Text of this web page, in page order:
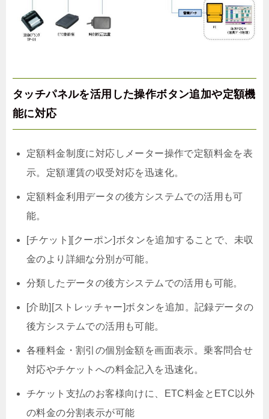
タッチパネルを活用した操作ボタン追加や定額機
能に対応
定額料金制度に対応しメーター操作で定額料金を表
示。定額運賃の収受対応を迅速化。
定額料金利用データの後方システムでの活用も可
能。
[チケット][クーポン]ボタンを追加することで、未収
金のより詳細な分別が可能。
分類したデータの後方システムでの活用も可能。
[介助][ストレッチャー]ボタンを追加。記録データの
後方システムでの活用も可能。
各種料金・割引の個別金額を画面表示。乗客問合せ
対応やチケットへの料金記入を迅速化。
チケット支払のお客様向けに、ETC料金とETC以外
の料金の分割表示が可能